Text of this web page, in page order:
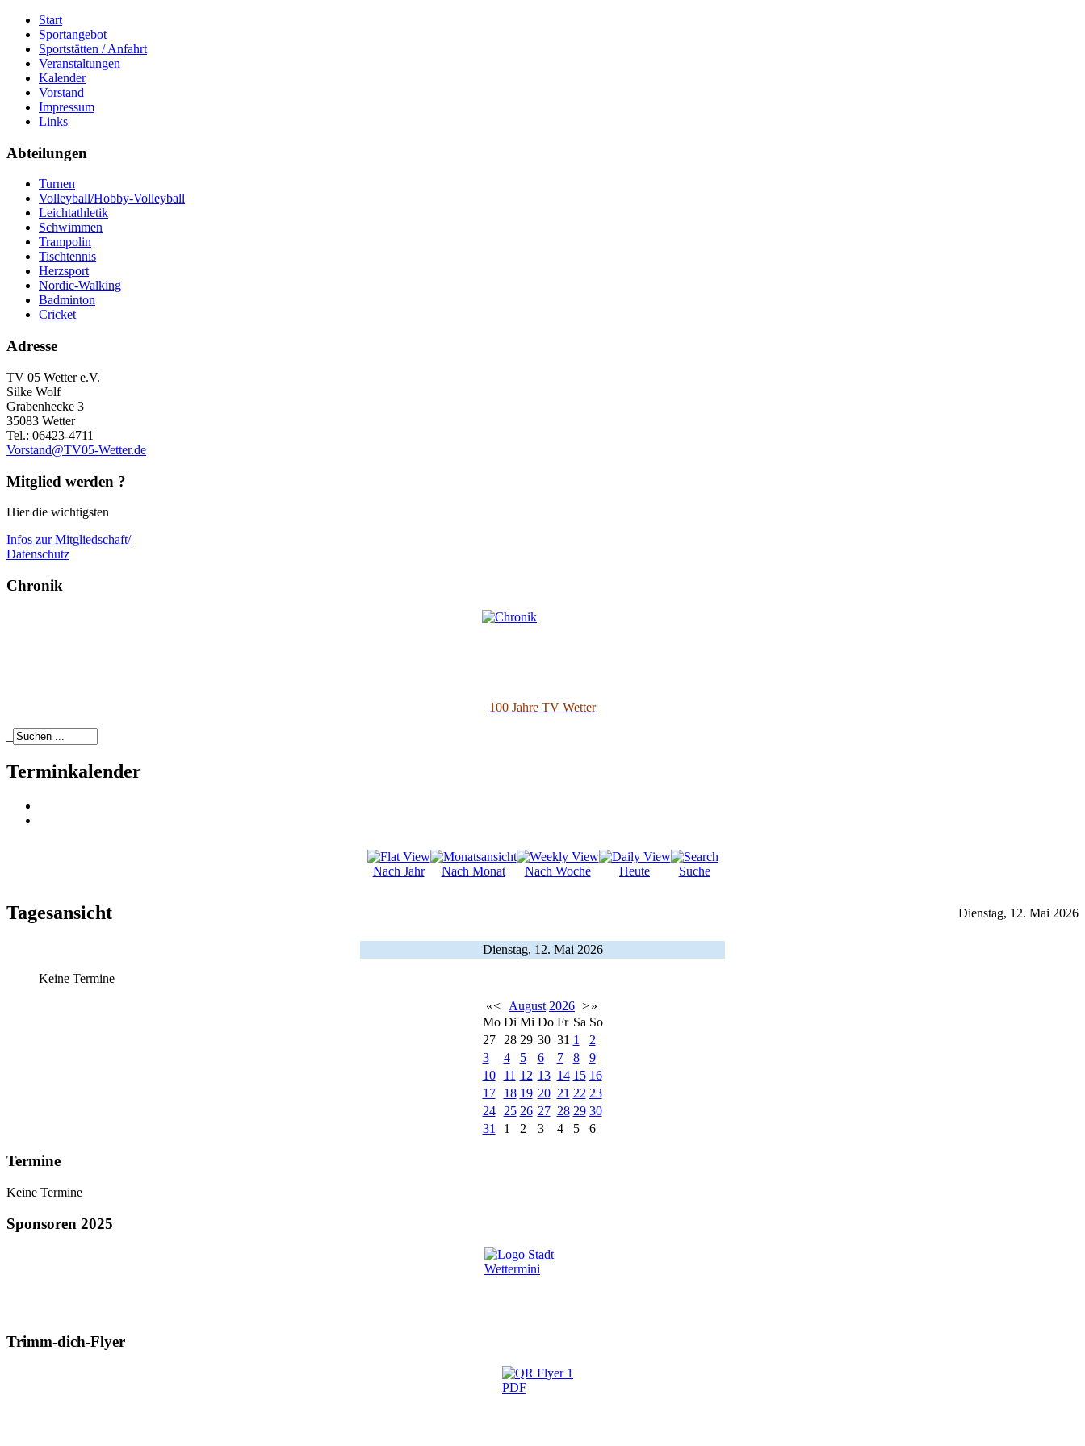
Start
Sportangebot
Sportstätten / Anfahrt
Veranstaltungen
Kalender
Vorstand
Impressum
Links
Abteilungen
Turnen
Volleyball/Hobby-Volleyball
Leichtathletik
Schwimmen
Trampolin
Tischtennis
Herzsport
Nordic-Walking
Badminton
Cricket
Adresse
TV 05 Wetter e.V.
Silke Wolf
Grabenhecke 3
35083 Wetter
Tel.: 06423-4711
Vorstand@TV05-Wetter.de
Mitglied werden ?
Hier die wichtigsten
Infos zur Mitgliedschaft/
Datenschutz
Chronik
100 Jahre TV Wetter
Terminkalender
Nach Jahr Nach Monat Nach Woche Heute Suche
Tagesansicht Dienstag, 12. Mai 2026
Dienstag, 12. Mai 2026
Keine Termine
«< August 2026 >»
Mo Di Mi Do Fr Sa So
27
28 29 30 31 1
2
3
4 5 6 7 8
9
10
11 12 13 14 15 16
17
18 19 20 21 22 23
24
25 26 27 28 29 30
31
1 2 3 4 5 6
Termine
Keine Termine
Sponsoren 2025
Trimm-dich-Flyer